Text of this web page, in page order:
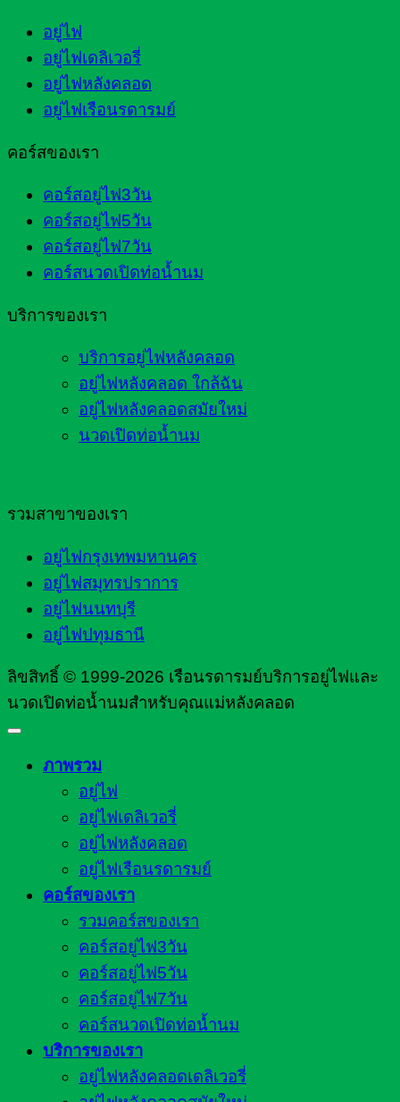
อยู่ไฟ
อยู่ไฟเดลิเวอรี่
อยู่ไฟหลังคลอด
อยู่ไฟเรือนรดารมย์
คอร์สของเรา
คอร์สอยู่ไฟ3วัน
คอร์สอยู่ไฟ5วัน
คอร์สอยู่ไฟ7วัน
คอร์สนวดเปิดท่อน้ำนม
บริการของเรา
บริการอยู่ไฟหลังคลอด
อยู่ไฟหลังคลอด ใกล้ฉัน
อยู่ไฟหลังคลอดสมัยใหม่
นวดเปิดท่อน้ำนม
รวมสาขาของเรา
อยู่ไฟกรุงเทพมหานคร
อยู่ไฟสมุทรปราการ
อยู่ไฟนนทบุรี
อยู่ไฟปทุมธานี
ลิขสิทธิ์ © 1999-2026 เรือนรดารมย์บริการอยู่ไฟและ
นวดเปิดท่อน้ำนมสำหรับคุณแม่หลังคลอด
ภาพรวม
อยู่ไฟ
อยู่ไฟเดลิเวอรี่
อยู่ไฟหลังคลอด
อยู่ไฟเรือนรดารมย์
คอร์สของเรา
รวมคอร์สของเรา
คอร์สอยู่ไฟ3วัน
คอร์สอยู่ไฟ5วัน
คอร์สอยู่ไฟ7วัน
คอร์สนวดเปิดท่อน้ำนม
บริการของเรา
อยู่ไฟหลังคลอดเดลิเวอรี่